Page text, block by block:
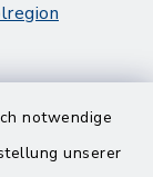
notwendige
unserer